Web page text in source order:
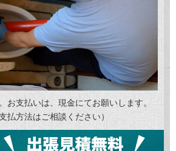
お支払いは、現金にてお願いします。
払方法はご相談ください）